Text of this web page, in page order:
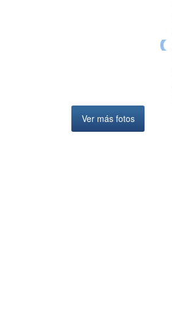
Ver más fotos